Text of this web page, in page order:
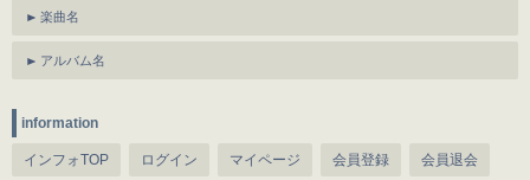
楽曲名
アルバム名
information
インフォTOP ログイン マイページ 会員登録 会員退会